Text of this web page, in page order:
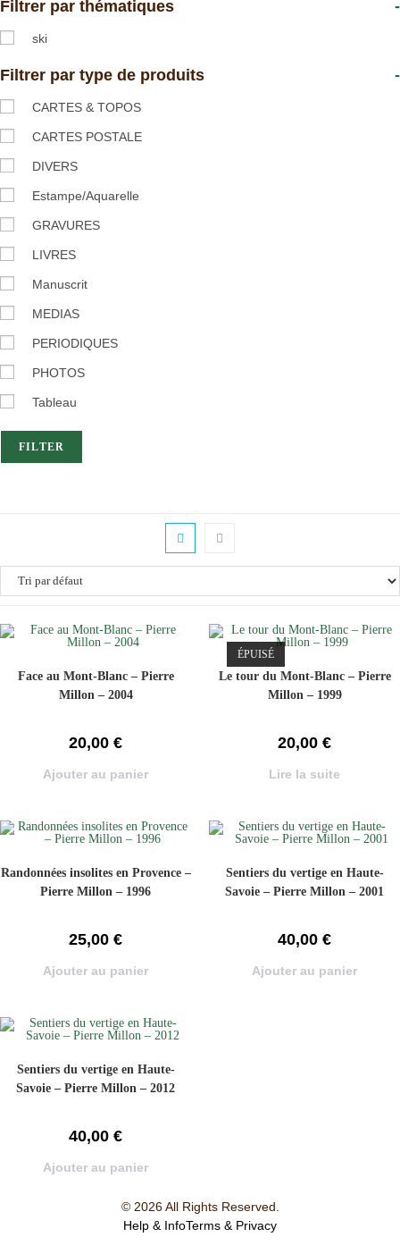
Filtrer par thématiques -
ski
Filtrer par type de produits -
CARTES & TOPOS
CARTES POSTALE
DIVERS
Estampe/Aquarelle
GRAVURES
LIVRES
Manuscrit
MEDIAS
PERIODIQUES
PHOTOS
Tableau
FILTER
Face au Mont-Blanc – Pierre
Millon – 2004
20,00 €
Ajouter au panier
ÉPUISÉ
Le tour du Mont-Blanc – Pierre
Millon – 1999
20,00 €
Lire la suite
Randonnées insolites en Provence –
Pierre Millon – 1996
25,00 €
Ajouter au panier
Sentiers du vertige en Haute-
Savoie – Pierre Millon – 2001
40,00 €
Ajouter au panier
Sentiers du vertige en Haute-
Savoie – Pierre Millon – 2012
40,00 €
Ajouter au panier
© 2026 All Rights Reserved.
Help & InfoTerms & Privacy